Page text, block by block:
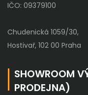
IČO: 09379100
Chudenická 1059/30,
Hostivař, 102 00 Praha
SHOWROOM
PRODEJNA)